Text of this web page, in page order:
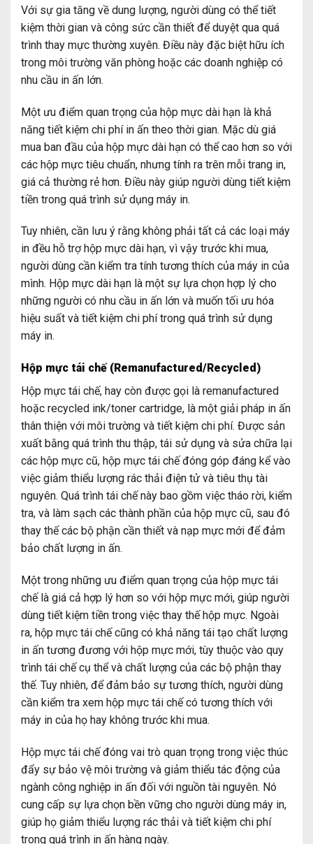
Với sự gia tăng về dung lượng, người dùng có thể tiết
kiệm thời gian và công sức cần thiết để duyệt qua quá
trình thay mực thường xuyên. Điều này đặc biệt hữu ích
trong môi trường văn phòng hoặc các doanh nghiệp có
nhu cầu in ấn lớn.
Một ưu điểm quan trọng của hộp mực dài hạn là khả
năng tiết kiệm chi phí in ấn theo thời gian. Mặc dù giá
mua ban đầu của hộp mực dài hạn có thể cao hơn so với
các hộp mực tiêu chuẩn, nhưng tính ra trên mỗi trang in,
giá cả thường rẻ hơn. Điều này giúp người dùng tiết kiệm
tiền trong quá trình sử dụng máy in.
Tuy nhiên, cần lưu ý rằng không phải tất cả các loại máy
in đều hỗ trợ hộp mực dài hạn, vì vậy trước khi mua,
người dùng cần kiểm tra tính tương thích của máy in của
mình. Hộp mực dài hạn là một sự lựa chọn hợp lý cho
những người có nhu cầu in ấn lớn và muốn tối ưu hóa
hiệu suất và tiết kiệm chi phí trong quá trình sử dụng
máy in.
Hộp mực tái chế (Remanufactured/Recycled)
Hộp mực tái chế, hay còn được gọi là remanufactured
hoặc recycled ink/toner cartridge, là một giải pháp in ấn
thân thiện với môi trường và tiết kiệm chi phí. Được sản
xuất bằng quá trình thu thập, tái sử dụng và sửa chữa lại
các hộp mực cũ, hộp mực tái chế đóng góp đáng kể vào
việc giảm thiểu lượng rác thải điện tử và tiêu thụ tài
nguyên. Quá trình tái chế này bao gồm việc tháo rời, kiểm
tra, và làm sạch các thành phần của hộp mực cũ, sau đó
thay thế các bộ phận cần thiết và nạp mực mới để đảm
bảo chất lượng in ấn.
Một trong những ưu điểm quan trọng của hộp mực tái
chế là giá cả hợp lý hơn so với hộp mực mới, giúp người
dùng tiết kiệm tiền trong việc thay thế hộp mực. Ngoài
ra, hộp mực tái chế cũng có khả năng tái tạo chất lượng
in ấn tương đương với hộp mực mới, tùy thuộc vào quy
trình tái chế cụ thể và chất lượng của các bộ phận thay
thế. Tuy nhiên, để đảm bảo sự tương thích, người dùng
cần kiểm tra xem hộp mực tái chế có tương thích với
máy in của họ hay không trước khi mua.
Hộp mực tái chế đóng vai trò quan trọng trong việc thúc
đẩy sự bảo vệ môi trường và giảm thiểu tác động của
ngành công nghiệp in ấn đối với nguồn tài nguyên. Nó
cung cấp sự lựa chọn bền vững cho người dùng máy in,
giúp họ giảm thiểu lượng rác thải và tiết kiệm chi phí
trong quá trình in ấn hàng ngày.